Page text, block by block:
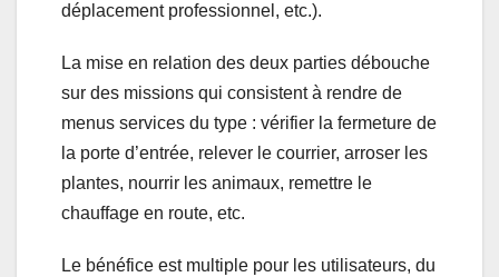
déplacement professionnel, etc.).
La mise en relation des deux parties débouche
sur des missions qui consistent à rendre de
menus services du type : vérifier la fermeture de
la porte d’entrée, relever le courrier, arroser les
plantes, nourrir les animaux, remettre le
chauffage en route, etc.
Le bénéfice est multiple pour les utilisateurs, du